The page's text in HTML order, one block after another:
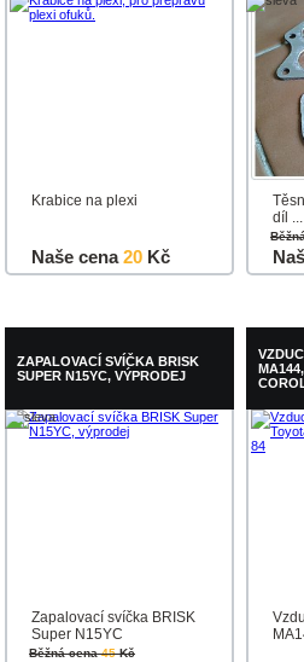
Krabice na plexi
Naše cena20 Kč
díl ...
ZAPALOVACÍ SVÍČKA BRISK
SUPER N15YC, VÝPRODEJ
Zapalovací svíčka BRISK
Super N15YC
Běžná cena45Kč